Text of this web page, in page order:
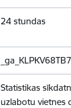
24 stundas
_ga_KLPKV68TB7
Statistikas
uzlabotu vietnes